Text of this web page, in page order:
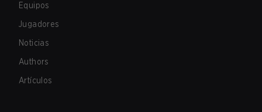
Equipos
Jugadores
Noticias
Authors
Artículos